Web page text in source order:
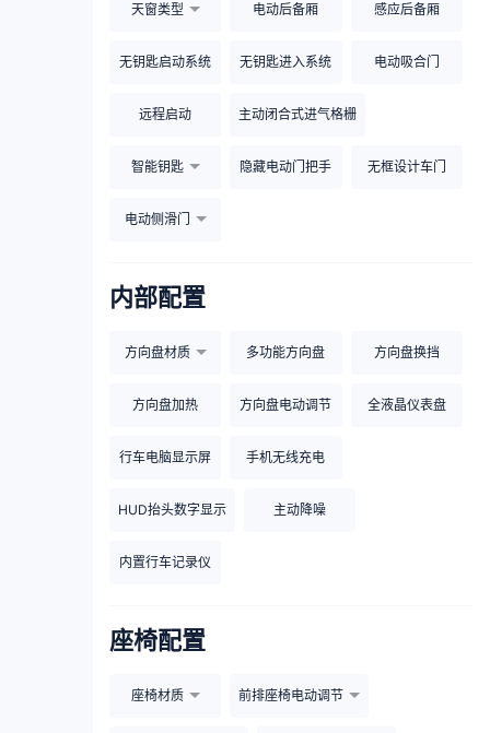
天窗类型 电动后备厢 感应后备厢
无钥匙启动系统 无钥匙进入系统 电动吸合门
远程启动 主动闭合式进气格栅
智能钥匙 隐藏电动门把手 无框设计车门
电动侧滑门
内部配置
方向盘材质 多功能方向盘 方向盘换挡
方向盘加热 方向盘电动调节 全液晶仪表盘
行车电脑显示屏 手机无线充电
HUD抬头数字显示 主动降噪
内置行车记录仪
座椅配置
座椅材质 前排座椅电动调节